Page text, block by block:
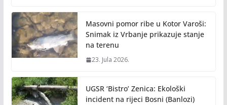
Masovni pomor ribe u Kotor Varoši:
Snimak iz Vrbanje prikazuje stanje
na terenu
23. Jula 2026.
UGSR ‘Bistro’ Zenica: Ekološki
incident na rijeci Bosni (Banlozi)